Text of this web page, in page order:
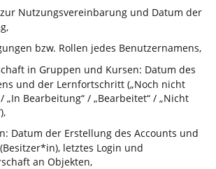
Nutzungsvereinbarung und Datum der
bzw. Rollen jedes Benutzernamens,
in Gruppen und Kursen: Datum des
und der Lernfortschritt („Noch nicht
„In Bearbeitung“ / „Bearbeitet“ / „Nicht
Datum der Erstellung des Accounts und
letztes Login und
an Objekten,